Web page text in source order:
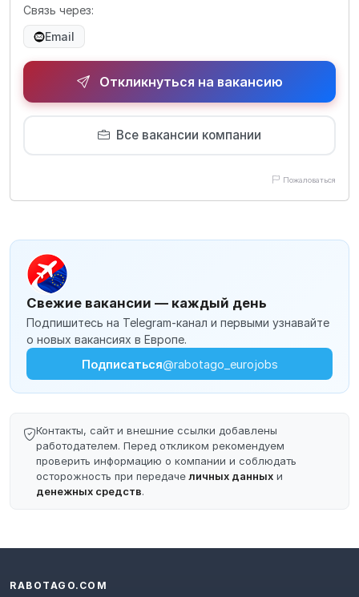
Связь через:
Email
Откликнуться на вакансию
Все вакансии компании
Пожаловаться
Свежие вакансии — каждый день
Подпишитесь на Telegram-канал и первыми узнавайте
о новых вакансиях в Европе.
Подписаться@rabotago_eurojobs
Контакты, сайт и внешние ссылки добавлены
работодателем. Перед откликом рекомендуем
проверить информацию о компании и соблюдать
осторожность при передачеличных данных и
денежных средств.
RABOTAGO.COM